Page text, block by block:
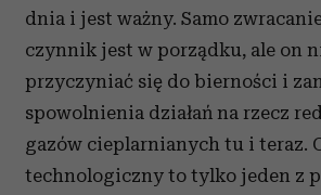
dnia i jest ważny. Samo
czynnik jest w porządku, ale on
przyczyniać się do bierności i
spowolnienia działań na rzecz
gazów cieplarnianych tu i teraz.
technologiczny to tylko jeden z